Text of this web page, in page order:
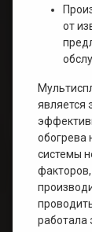
от
является
обогрева
системы
работала